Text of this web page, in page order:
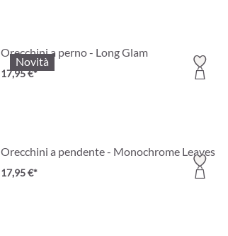
Novità
Orecchini a perno - Long Glam
17,95 €*
Orecchini a pendente - Monochrome Leaves
17,95 €*